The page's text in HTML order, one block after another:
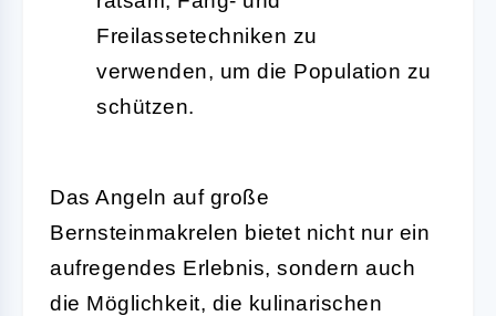
Freilassetechniken zu
verwenden, um die Population zu
schützen.
Das Angeln auf große
Bernsteinmakrelen bietet nicht nur ein
aufregendes Erlebnis, sondern auch
die Möglichkeit, die kulinarischen